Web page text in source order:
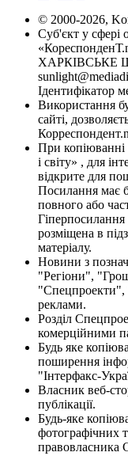
© 2000-2026,
Суб'єкт у сфері
ХАРКІВСЬКЕ
Ідентифікатор
Використання
сайті,
При копіюванні
і світу» , для
відкрите для
Посилання має
повного або
розміщена в
матеріалу.
Новини з
"Регіони",
"Спецпроекти",
реклами.
Розділ
комерційними
Будь яке
поширення
"Інтерфакс-
Власник веб-
публікації.
Будь-яке
фотографічних
правовласника